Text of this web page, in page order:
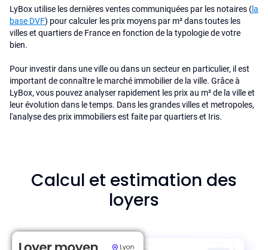
LyBox utilise les dernières ventes communiquées par les notaires (la
base DVF) pour calculer les prix moyens par m² dans toutes les
villes et quartiers de France en fonction de la typologie de votre
bien.
Pour investir dans une ville ou dans un secteur en particulier, il est
important de connaître le marché immobilier de la ville. Grâce à
LyBox, vous pouvez analyser rapidement les prix au m² de la ville et
leur évolution dans le temps. Dans les grandes villes et metropoles,
l'analyse des prix immobiliers est faite par quartiers et Iris.
Calcul et estimation des
loyers